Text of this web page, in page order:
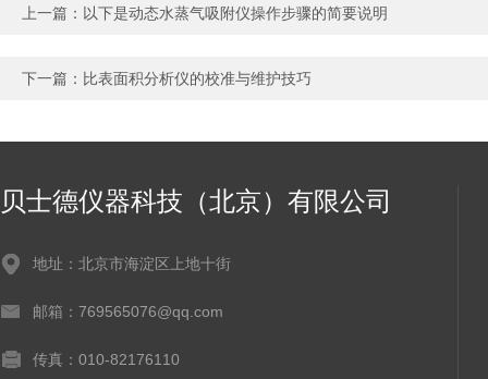
上一篇： 以下是动态水蒸气吸附仪操作步骤的简要说明
下一篇： 比表面积分析仪的校准与维护技巧
贝士德仪器科技（北京）有限公司
地址：北京市海淀区上地十街
邮箱：769565076@qq.com
传真：010-82176110